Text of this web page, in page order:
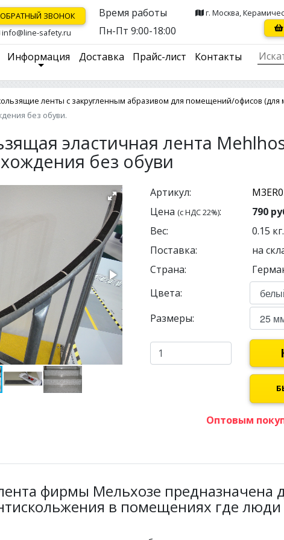
ОБРАТНЫЙ ЗВОНОК
info@line-safety.ru
Время работы
Пн-Пт 9:00-18:00
г. Москва,
Информация Доставка Прайс-лист Контакты
ленты с закругленным абразивом для помещений/офисов (для
без обуви.
эластичная лента
без обуви
Артикул:
Цена (с НДС 22%): 790
Вес:
0.15 кг.
Поставка:
на
Страна:
Цвета:
Размеры:
Оптовым
фирмы Мельхозе предназначена
в помещениях где люди